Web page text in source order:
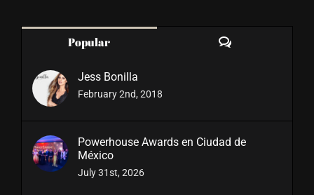
Popular Comments
Jess Bonilla
February 2nd, 2018
Powerhouse Awards en Ciudad de
México
July 31st, 2026